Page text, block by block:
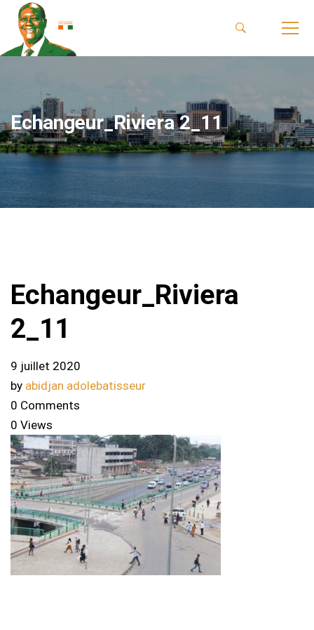
Echangeur_Riviera 2_11
Echangeur_Riviera
2_11
9 juillet 2020
by abidjan adolebatisseur
0 Comments
0 Views